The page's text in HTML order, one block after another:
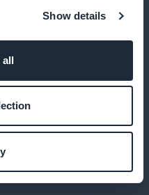
Show details
all
lessen opslaan en